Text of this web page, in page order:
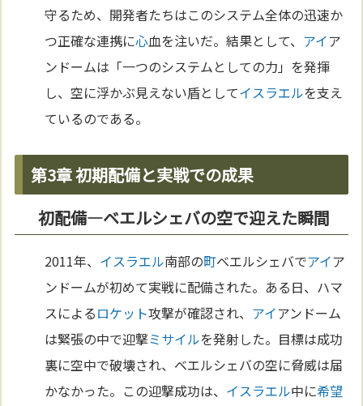
守るため、開発者たちはこのシステム全体の迅速か
つ正確な連携に心血を注いだ。結果として、 アイア
ンドームは「一つのシステムとしての力」を発揮
し、空に浮かぶ見えない盾としてイスラエルを支え
ているのである。
第3章 初期配備と実戦での成果
初配備―ベエルシェバの空で迎えた瞬間
2011年、 イスラエル南部の町ベエルシェバでアイア
ンドームが初めて実戦に配備された。ある日、ハマ
スによるロケット攻撃が確認され、 アイアンドーム
は緊張の中で迎撃ミサイルを発射した。目標は成功
裏に空中で破壊され、ベエルシェバの空に脅威は届
かなかった。この迎撃成功は、 イスラエル中に希望